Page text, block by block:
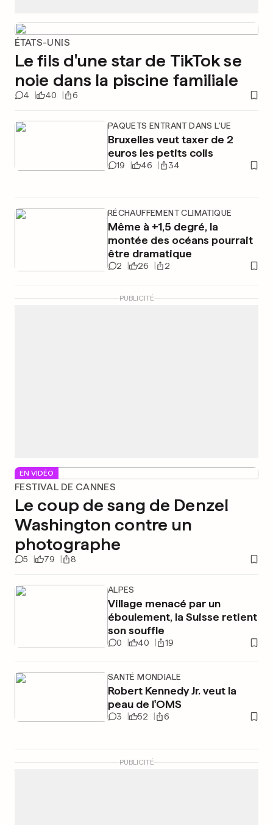
ÉTATS-UNIS
Le fils d'une star de TikTok se
noie dans la piscine familiale
4 40 6
PAQUETS ENTRANT DANS L'UE
Bruxelles veut taxer de 2
euros les petits colis
19 46 34
RÉCHAUFFEMENT CLIMATIQUE
Même à +1,5 degré, la
montée des océans pourrait
être dramatique
2 26 2
PUBLICITÉ
EN VIDÉO
FESTIVAL DE CANNES
Le coup de sang de Denzel
Washington contre un
photographe
5 79 8
ALPES
Village menacé par un
éboulement, la Suisse retient
son souffle
0 40 19
SANTÉ MONDIALE
Robert Kennedy Jr. veut la
peau de l'OMS
3 52 6
PUBLICITÉ